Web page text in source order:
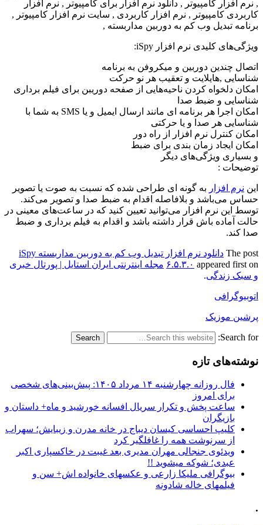
ویژگی‌های کلیدی نرم افزار iSpy:
اتصال چندین دوربین و میکروفن به برنامه
شناسایی ,‌هایلایت و تعقیب هر نو حرکت
امکان دلخواه کردن ناحیه‌هایی از صفحه دوریبن برای فیلم برداری
شناسایی و ضبط صدا
امکان اجرا هر برنامه ای مانند ارسال ایمیل و یا SMS به شما با
شناسایی هر صدا و یا حرکتی
امکان کنترل نرم افزار از راه دور
امکان ایجاد زمان بندی برای ضبط
و بسیاری ویژگی‌های دیگر
توضیحات :
این نرم افزار به گونه ای طراحی شده که نسبت به صوت یا تصویر
حساس می‌باشد و بلافاصله اقدام به ضبط صدا و تصویر می‌کند.
توسط این نرم افزار می‌توانید تعیین کنید که در ساعت‌های معینی در
حالت آماده باش قرار داشته باشد و اقدام به فیلم برداری و ضبط
صدا کند.
The post
دانلود نرم افزار تبدیل وب کم به دوربین مداربسته iSpy
۶.۵.۳.۰ appeared first on
مجله اینترنتی ایران استایل | پورتال خبری
و سبک زندگی.
اتوبیوگرافی
پرشین موزیک
Search for:
نوشته‌های تازه
فال روزانه چهارشنبه ۱۴ مرداد ۱۴۰۵: پیش‌بینی‌های شخصی
برای امروز
ساعت پخش و تکرار سریال افسانه خورشید و ماه+ داستان و
بازیگران
کلیپ احساسی کیسان دیباج در خانه مدرن و زیبایش؛ سهراب
از سرنوشت همه را غافلگیر کرد
ویدئوی جنجالی مهران مدیری بعد غیبت در خاکسپاری اکبر
عبدی؛ شوکه میشوید !!
بیوگرافی ملیکا زارعی و عکسهای خانواده اش+ سن و
فیلمهای خاله شادونه
.